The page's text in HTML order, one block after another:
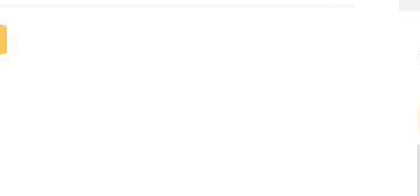
道玄坂69製作委員会